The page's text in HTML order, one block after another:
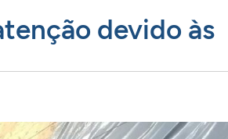
devido às